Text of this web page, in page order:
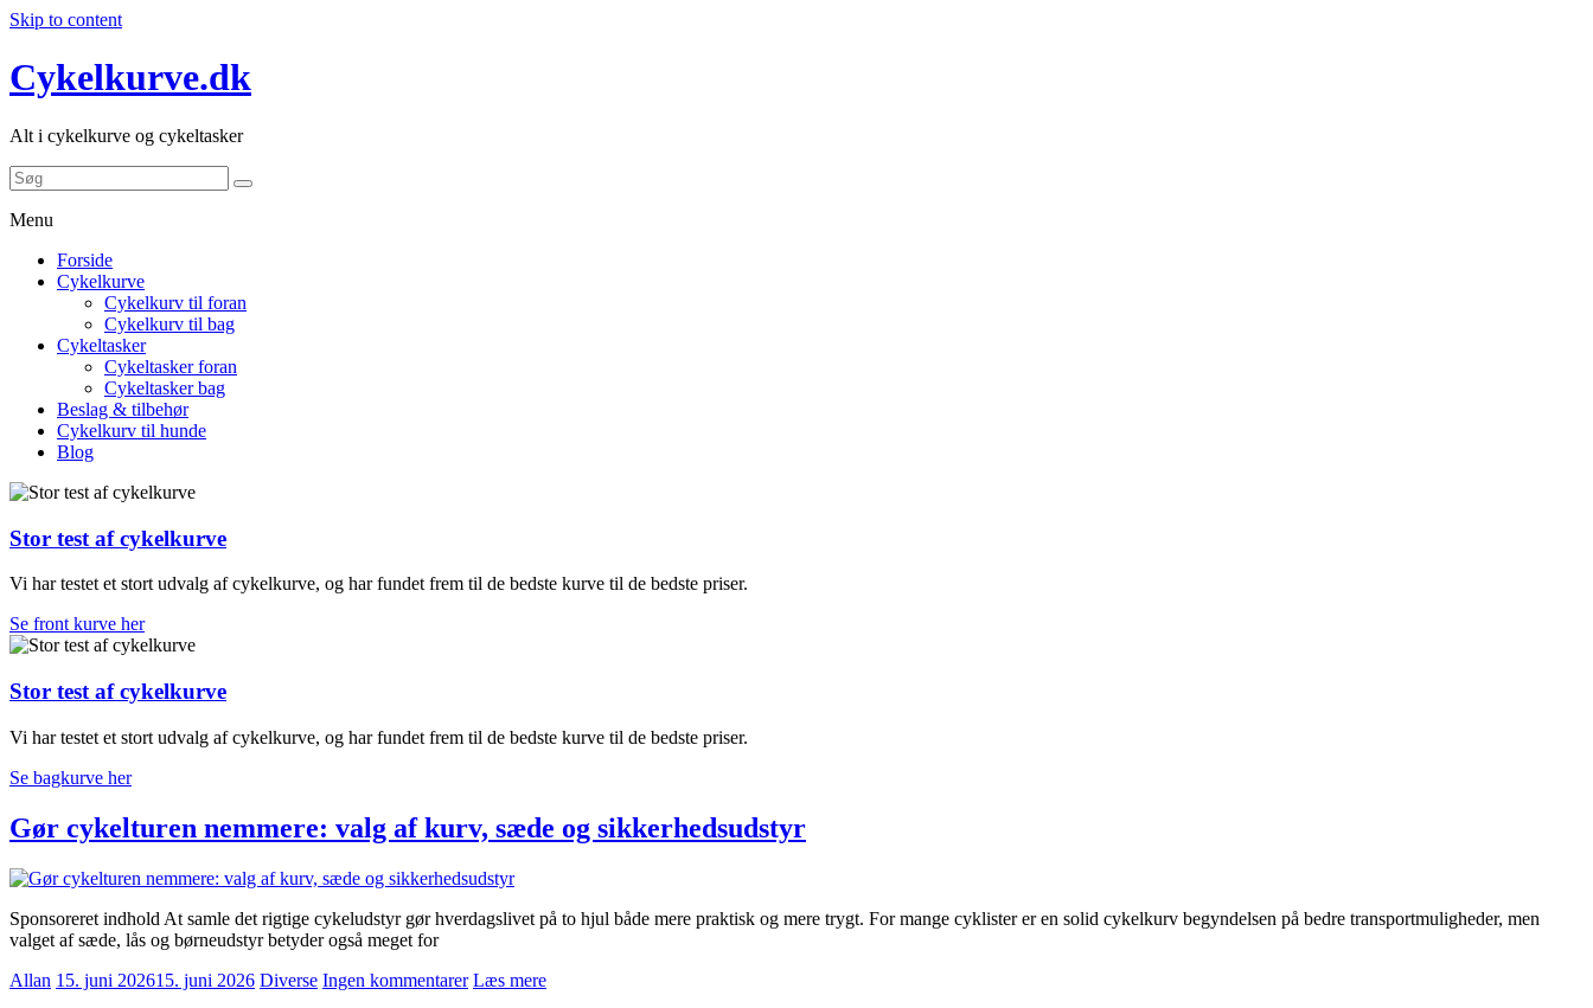
Skip to content
Cykelkurve.dk
Alt i cykelkurve og cykeltasker
Menu
Forside
Cykelkurve
Cykelkurv til foran
Cykelkurv til bag
Cykeltasker
Cykeltasker foran
Cykeltasker bag
Beslag & tilbehør
Cykelkurv til hunde
Blog
Stor test af cykelkurve
Vi har testet et stort udvalg af cykelkurve, og har fundet frem til de bedste kurve til de bedste priser.
Se front kurve her
Stor test af cykelkurve
Vi har testet et stort udvalg af cykelkurve, og har fundet frem til de bedste kurve til de bedste priser.
Se bagkurve her
Gør cykelturen nemmere: valg af kurv, sæde og sikkerhedsudstyr
Sponsoreret indhold At samle det rigtige cykeludstyr gør hverdagslivet på to hjul både mere praktisk og mere trygt. For mange cyklister er en solid cykelkurv begyndelsen på bedre transportmuligheder, men
valget af sæde, lås og børneudstyr betyder også meget for
Allan 15. juni 202615. juni 2026 Diverse Ingen kommentarer Læs mere